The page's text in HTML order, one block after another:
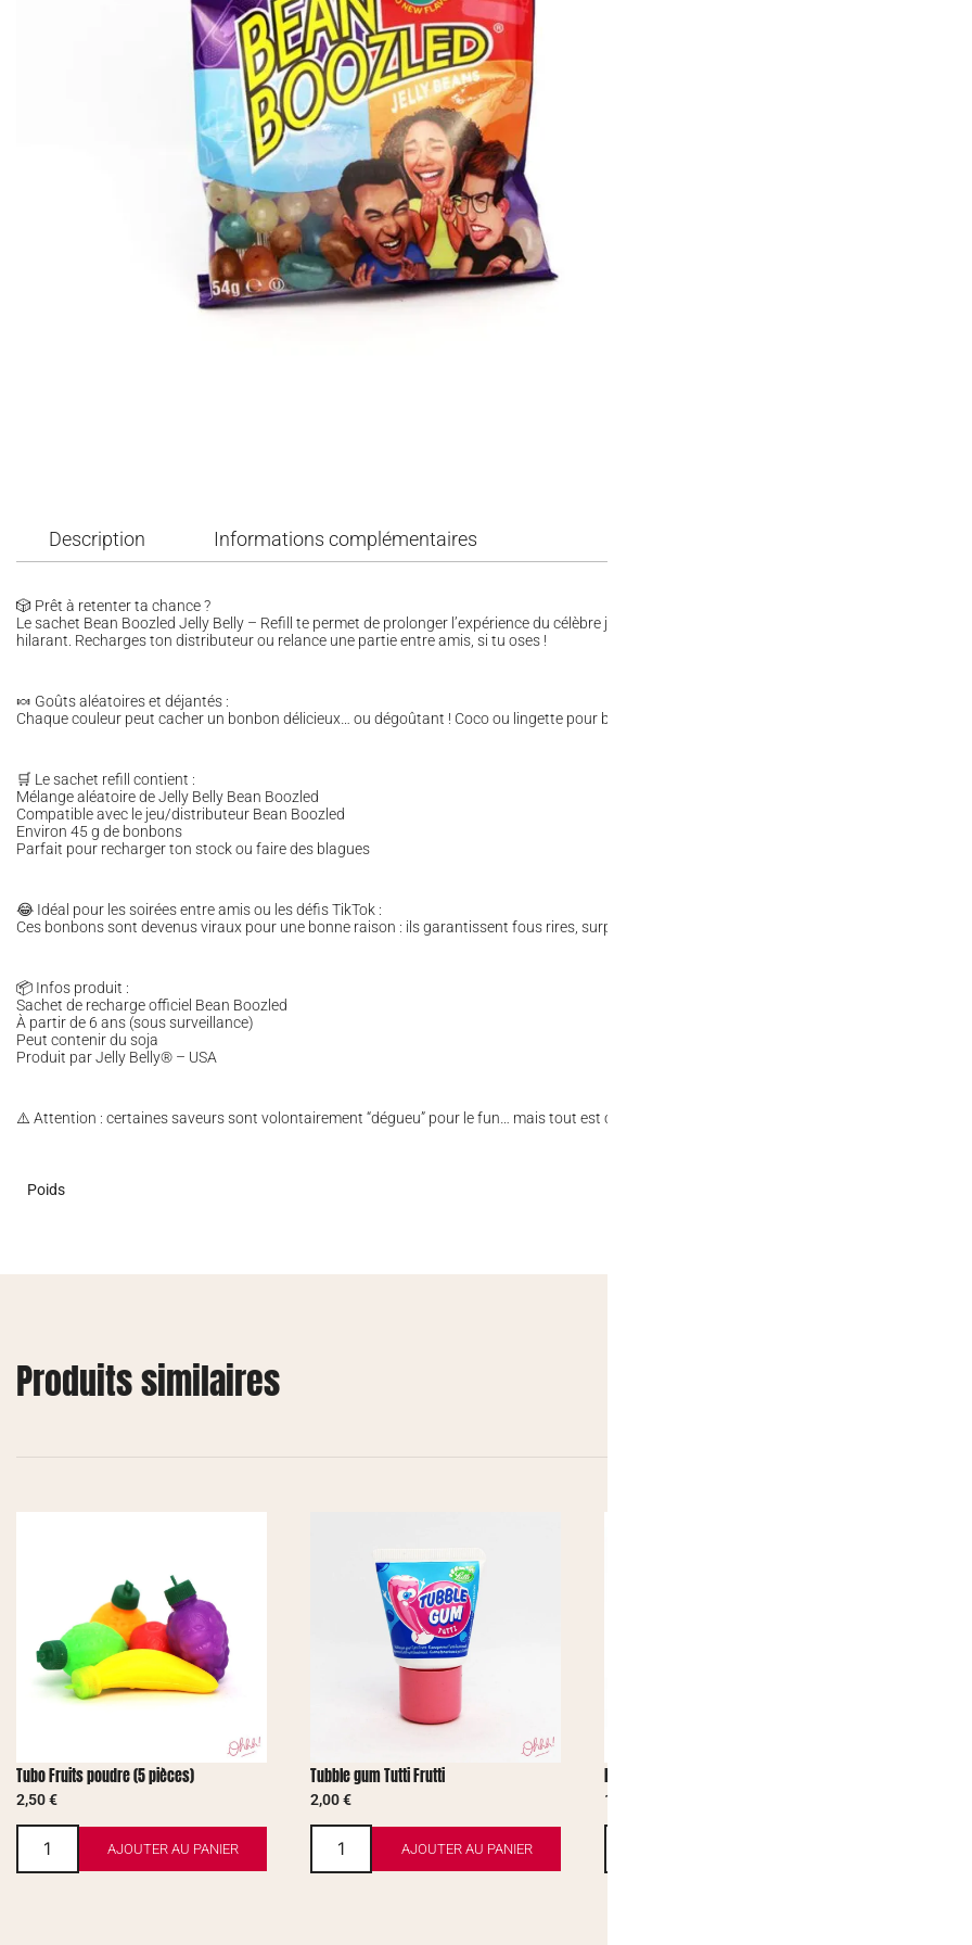
Description Informations complémentaires
🎲 Prêt à retenter ta chance ?
Le sachet Bean Boozled Jelly Belly – Refill te permet de prolonger l’expérience du célèbre jeu de bonbons aux goûts surprises ! Entre délices
hilarant. Recharges ton distributeur ou relance une partie entre amis, si tu oses !
🍬 Goûts aléatoires et déjantés :
Chaque couleur peut cacher un bonbon délicieux… ou dégoûtant ! Coco ou lingette pour bébé ? Pêche ou vomi ? Citron vert ou herbe coupée ? Le
🛒 Le sachet refill contient :
Mélange aléatoire de Jelly Belly Bean Boozled
Compatible avec le jeu/distributeur Bean Boozled
Environ 45 g de bonbons
Parfait pour recharger ton stock ou faire des blagues
😂 Idéal pour les soirées entre amis ou les défis TikTok :
Ces bonbons sont devenus viraux pour une bonne raison : ils garantissent fous rires, surprises et parfois… grimaces ! C’est le cadeau parfait
📦 Infos produit :
Sachet de recharge officiel Bean Boozled
À partir de 6 ans (sous surveillance)
Peut contenir du soja
Produit par Jelly Belly® – USA
⚠️ Attention : certaines saveurs sont volontairement “dégueu” pour le fun… mais tout est comestible et sans danger. Le but, c’est de ne jamais
Poids
Produits similaires
Tubo Fruits poudre (5 pièces)
2,50€
AJOUTER AU PANIER
Tubble gum Tutti Frutti
2,00€
AJOUTER AU PANIER
Reese’s 2 cups
1,90